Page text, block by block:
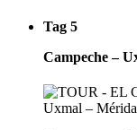
Tag 5
Campeche –